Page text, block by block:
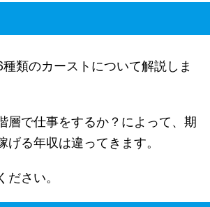
類のカーストについて解説しま
層で仕事をするか？によって、期
げる年収は違ってきます。
ださい。